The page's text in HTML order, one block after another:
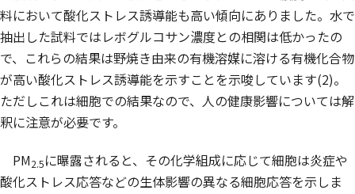
料において酸化ストレス誘導能も高い傾向にありました。水で
抽出した試料ではレボグルコサン濃度との相関は低かったの
で、これらの結果は野焼き由来の有機溶媒に溶ける有機化合物
が高い酸化ストレス誘導能を示すことを示唆しています(2)。
ただしこれは細胞での結果なので、人の健康影響については解
釈に注意が必要です。
PM2.5に曝露されると、その化学組成に応じて細胞は炎症や
酸化ストレス応答などの生体影響の異なる細胞応答を示しま